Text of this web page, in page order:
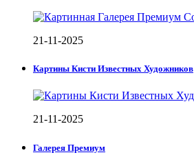
21-11-2025
Картины Кисти Известных Художников
21-11-2025
Галерея Премиум